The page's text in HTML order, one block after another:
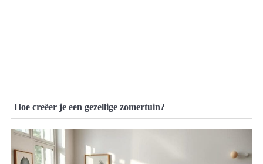
Hoe creëer je een gezellige zomertuin?